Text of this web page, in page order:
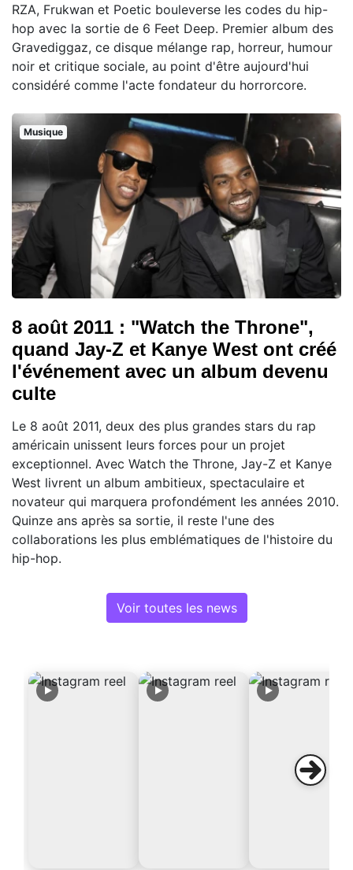
RZA, Frukwan et Poetic bouleverse les codes du hip-
hop avec la sortie de 6 Feet Deep. Premier album des
Gravediggaz, ce disque mélange rap, horreur, humour
noir et critique sociale, au point d'être aujourd'hui
considéré comme l'acte fondateur du horrorcore.
Musique
8 août 2011 : "Watch the Throne",
quand Jay-Z et Kanye West ont créé
l'événement avec un album devenu
culte
Le 8 août 2011, deux des plus grandes stars du rap
américain unissent leurs forces pour un projet
exceptionnel. Avec Watch the Throne, Jay-Z et Kanye
West livrent un album ambitieux, spectaculaire et
novateur qui marquera profondément les années 2010.
Quinze ans après sa sortie, il reste l'une des
collaborations les plus emblématiques de l'histoire du
hip-hop.
Voir toutes les news